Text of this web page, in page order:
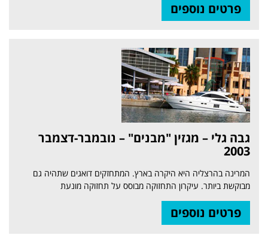
פרטים נוספים
גבה גלי – מגזין "מבנים" – נובמבר-דצמבר
2003
המרינה בהרצליה היא היקרה בארץ. המתחזקים דואגים שתהיה גם
מבוקשת ביותר. עיקרון התחזוקה מבוסס על תחזוקה מונעת
פרטים נוספים